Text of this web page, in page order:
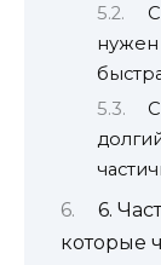
нужен
6.
которые